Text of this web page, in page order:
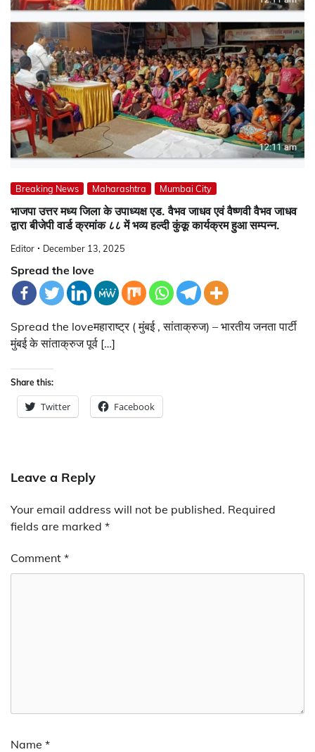
Breaking News Maharashtra Mumbai City
भाजपा उत्तर मध्य जिला के उपाध्यक्ष एड. वैभव जाधव एवं वैष्णवी वैभव जाधव
द्वारा बीजेपी वार्ड क्रमांक ८८ में भव्य हल्दी कुंकू कार्यक्रम हुआ सम्पन्न.
Editor December 13, 2025
Spread the love
Spread the loveमहाराष्ट्र ( मुंबई , सांताक्रुज) – भारतीय जनता पार्टी
मुंबई के सांताक्रुज पूर्व […]
Share this:
Twitter Facebook
Leave a Reply
Your email address will not be published. Required
fields are marked *
Comment *
Name *